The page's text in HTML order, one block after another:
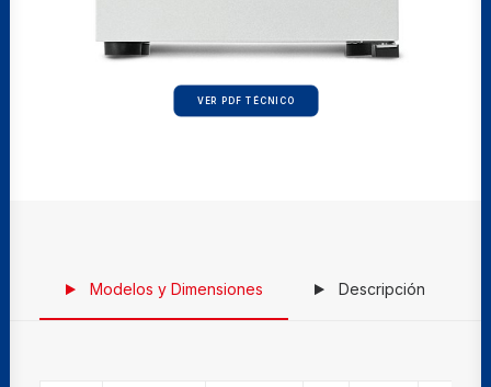
VER PDF TÉCNICO
Modelos y Dimensiones Descripción